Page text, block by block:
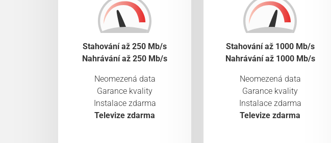
Stahování až 250 Mb/s
Nahrávání až 250 Mb/s
Neomezená data
Garance kvality
Instalace zdarma
Televize zdarma
Stahování až 1000 Mb/s
Nahrávání až 1000 Mb/s
Neomezená data
Garance kvality
Instalace zdarma
Televize zdarma